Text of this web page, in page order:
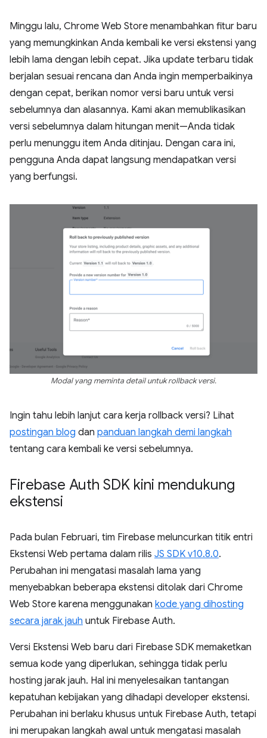
Minggu lalu, Chrome Web Store menambahkan fitur baru
yang memungkinkan Anda kembali ke versi ekstensi yang
lebih lama dengan lebih cepat. Jika update terbaru tidak
berjalan sesuai rencana dan Anda ingin memperbaikinya
dengan cepat, berikan nomor versi baru untuk versi
sebelumnya dan alasannya. Kami akan memublikasikan
versi sebelumnya dalam hitungan menit—Anda tidak
perlu menunggu item Anda ditinjau. Dengan cara ini,
pengguna Anda dapat langsung mendapatkan versi
yang berfungsi.
Modal yang meminta detail untuk rollback versi.
Ingin tahu lebih lanjut cara kerja rollback versi? Lihat
postingan blog dan panduan langkah demi langkah
tentang cara kembali ke versi sebelumnya.
Firebase Auth SDK kini mendukung
ekstensi
Pada bulan Februari, tim Firebase meluncurkan titik entri
Ekstensi Web pertama dalam rilis JS SDK v10.8.0.
Perubahan ini mengatasi masalah lama yang
menyebabkan beberapa ekstensi ditolak dari Chrome
Web Store karena menggunakan kode yang dihosting
secara jarak jauh untuk Firebase Auth.
Versi Ekstensi Web baru dari Firebase SDK memaketkan
semua kode yang diperlukan, sehingga tidak perlu
hosting jarak jauh. Hal ini menyelesaikan tantangan
kepatuhan kebijakan yang dihadapi developer ekstensi.
Perubahan ini berlaku khusus untuk Firebase Auth, tetapi
ini merupakan langkah awal untuk mengatasi masalah